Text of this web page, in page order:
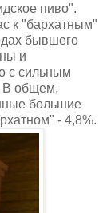
пиво".
к "бархатным"
бывшего
и
с сильным
В общем,
большие
- 4,8%.